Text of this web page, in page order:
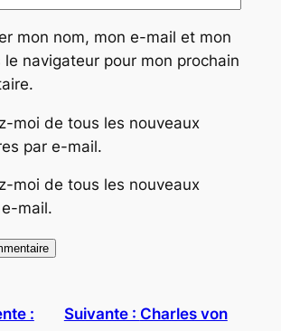
mon nom, mon e-mail et mon
le navigateur pour mon prochain
moi de tous les nouveaux
par e-mail.
moi de tous les nouveaux
mail.
:
Suivante : Charles von